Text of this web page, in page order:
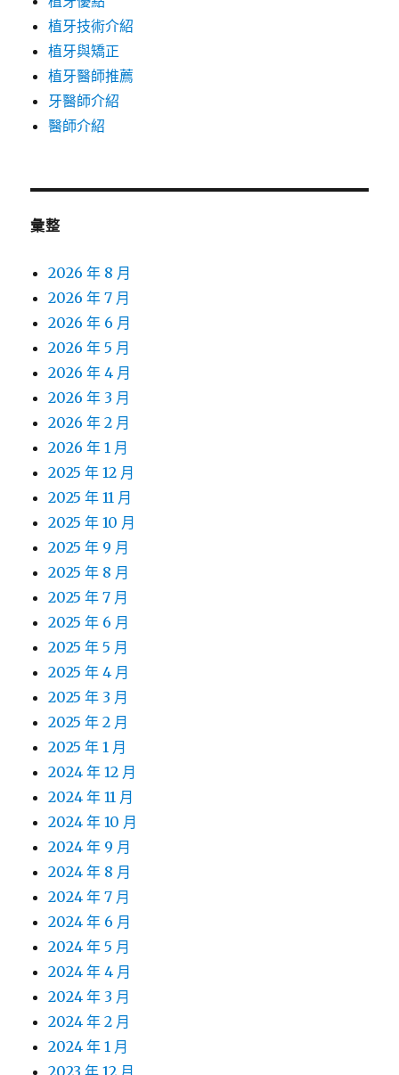
植牙技術介紹
植牙與矯正
植牙醫師推薦
牙醫師介紹
醫師介紹
彙整
2026 年 8 月
2026 年 7 月
2026 年 6 月
2026 年 5 月
2026 年 4 月
2026 年 3 月
2026 年 2 月
2026 年 1 月
2025 年 12 月
2025 年 11 月
2025 年 10 月
2025 年 9 月
2025 年 8 月
2025 年 7 月
2025 年 6 月
2025 年 5 月
2025 年 4 月
2025 年 3 月
2025 年 2 月
2025 年 1 月
2024 年 12 月
2024 年 11 月
2024 年 10 月
2024 年 9 月
2024 年 8 月
2024 年 7 月
2024 年 6 月
2024 年 5 月
2024 年 4 月
2024 年 3 月
2024 年 2 月
2024 年 1 月